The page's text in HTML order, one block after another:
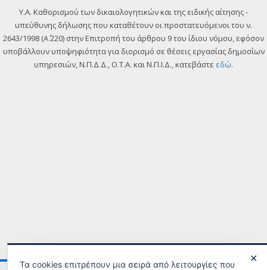
Y.A. Καθορισμού των δικαιολογητικών και της ειδικής αίτησης -
υπεύθυνης δήλωσης που καταθέτουν οι προστατευόμενοι του ν.
2643/1998 (Α΄ 220) στην Επιτροπή του άρθρου 9 του ίδιου νόμου, εφόσον
υποβάλλουν υποψηφιότητα για διορισμό σε θέσεις εργασίας δημοσίων
υπηρεσιών, Ν.Π.Δ.Δ., Ο.Τ.Α. και Ν.Π.Ι.Δ., κατεβάστε εδώ.
✕
Τα cookies επιτρέπουν μια σειρά από λειτουργίες που